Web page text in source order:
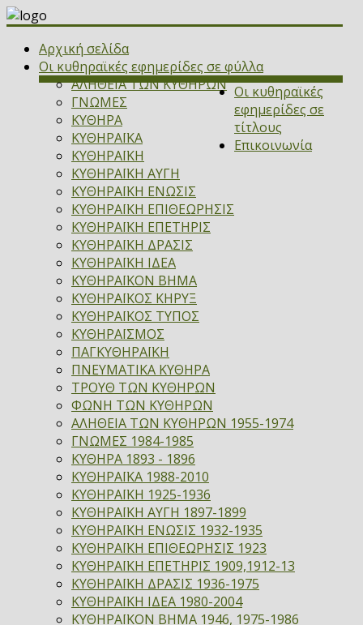
Αρχική σελίδα
Οι κυθηραϊκές εφημερίδες σε φύλλα
ΑΛΗΘΕΙΑ ΤΩΝ ΚΥΘΗΡΩΝ
ΓΝΩΜΕΣ
ΚΥΘΗΡΑ
ΚΥΘΗΡΑΪΚΑ
ΚΥΘΗΡΑΪΚΗ
ΚΥΘΗΡΑΪΚΗ ΑΥΓΗ
ΚΥΘΗΡΑΪΚΗ ΕΝΩΣΙΣ
ΚΥΘΗΡΑΪΚΗ ΕΠΙΘΕΩΡΗΣΙΣ
ΚΥΘΗΡΑΪΚΗ ΕΠΕΤΗΡΙΣ
ΚΥΘΗΡΑΪΚΗ ΔΡΑΣΙΣ
ΚΥΘΗΡΑΪΚΗ ΙΔΕΑ
ΚΥΘΗΡΑΪΚΟΝ ΒΗΜΑ
ΚΥΘΗΡΑΪΚΟΣ ΚΗΡΥΞ
ΚΥΘΗΡΑΪΚΟΣ ΤΥΠΟΣ
ΚΥΘΗΡΑΪΣΜΟΣ
ΠΑΓΚΥΘΗΡΑΪΚΗ
ΠΝΕΥΜΑΤΙΚΑ ΚΥΘΗΡΑ
ΤΡΟΥΘ ΤΩΝ ΚΥΘΗΡΩΝ
ΦΩΝΗ ΤΩΝ ΚΥΘΗΡΩΝ
Οι κυθηραϊκές
εφημερίδες σε
τίτλους
ΑΛΗΘΕΙΑ ΤΩΝ ΚΥΘΗΡΩΝ 1955-1974
ΓΝΩΜΕΣ 1984-1985
ΚΥΘΗΡΑ 1893 - 1896
ΚΥΘΗΡΑΪΚΑ 1988-2010
ΚΥΘΗΡΑΪΚΗ 1925-1936
ΚΥΘΗΡΑΪΚΗ ΑΥΓΗ 1897-1899
ΚΥΘΗΡΑΪΚΗ ΕΝΩΣΙΣ 1932-1935
ΚΥΘΗΡΑΪΚΗ ΕΠΙΘΕΩΡΗΣΙΣ 1923
ΚΥΘΗΡΑΪΚΗ ΕΠΕΤΗΡΙΣ 1909,1912-13
ΚΥΘΗΡΑΪΚΗ ΔΡΑΣΙΣ 1936-1975
ΚΥΘΗΡΑΪΚΗ ΙΔΕΑ 1980-2004
ΚΥΘΗΡΑΪΚΟΝ ΒΗΜΑ 1946, 1975-1986
Επικοινωνία